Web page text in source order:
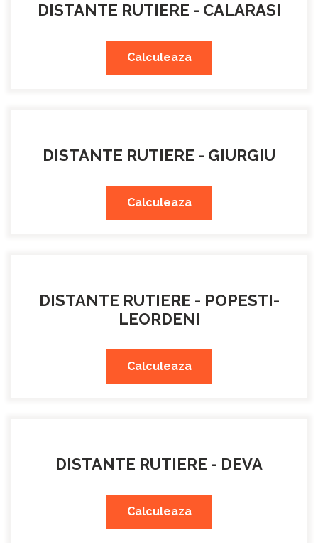
DISTANTE RUTIERE - CALARASI
Calculeaza
DISTANTE RUTIERE - GIURGIU
Calculeaza
DISTANTE RUTIERE - POPESTI-
LEORDENI
Calculeaza
DISTANTE RUTIERE - DEVA
Calculeaza